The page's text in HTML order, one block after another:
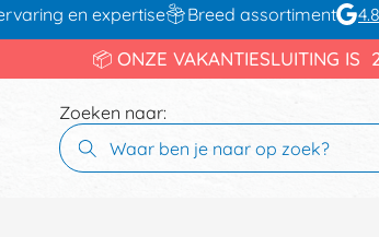
en expertise Breed assortiment 4.8
📦 ONZE VAKANTIESLUITING IS
Zoeken naar: